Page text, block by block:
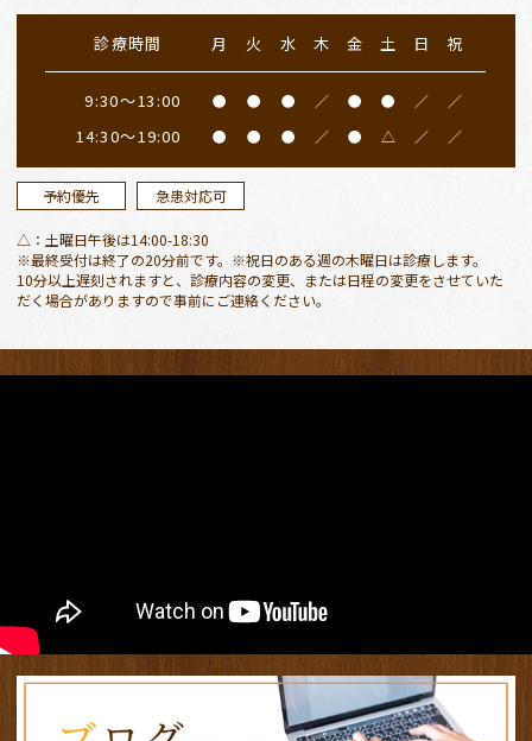
７月２０日（月）は祝日のため、休診日となり
振替診療は２３日（木）９：３０〜１３：００
となります。午後は私用のため休診とさせてい
ご迷惑おかけしますがよろしくお願いします。
2026.04.27
４月２９日、５月３〜６日が休診日
４月３０日（木）、５月７日（木）は振替診療
2026.03.13
３月２０日（金）は祝日のため休診となりま
診療時間 月 火 水 木 金 土 日 祝
9:30～13:00 ● ● ● ／ ● ● ／ ／
14:30～19:00 ● ● ● ／ ● △ ／ ／
予約優先 急患対応可
△：土曜日午後は14:00-18:30
※最終受付は終了の20分前です。※祝日のある週の木曜日は診療します。
10分以上遅刻されますと、診療内容の変更、または日程の変更をさせていた
だく場合がありますので事前にご連絡ください。